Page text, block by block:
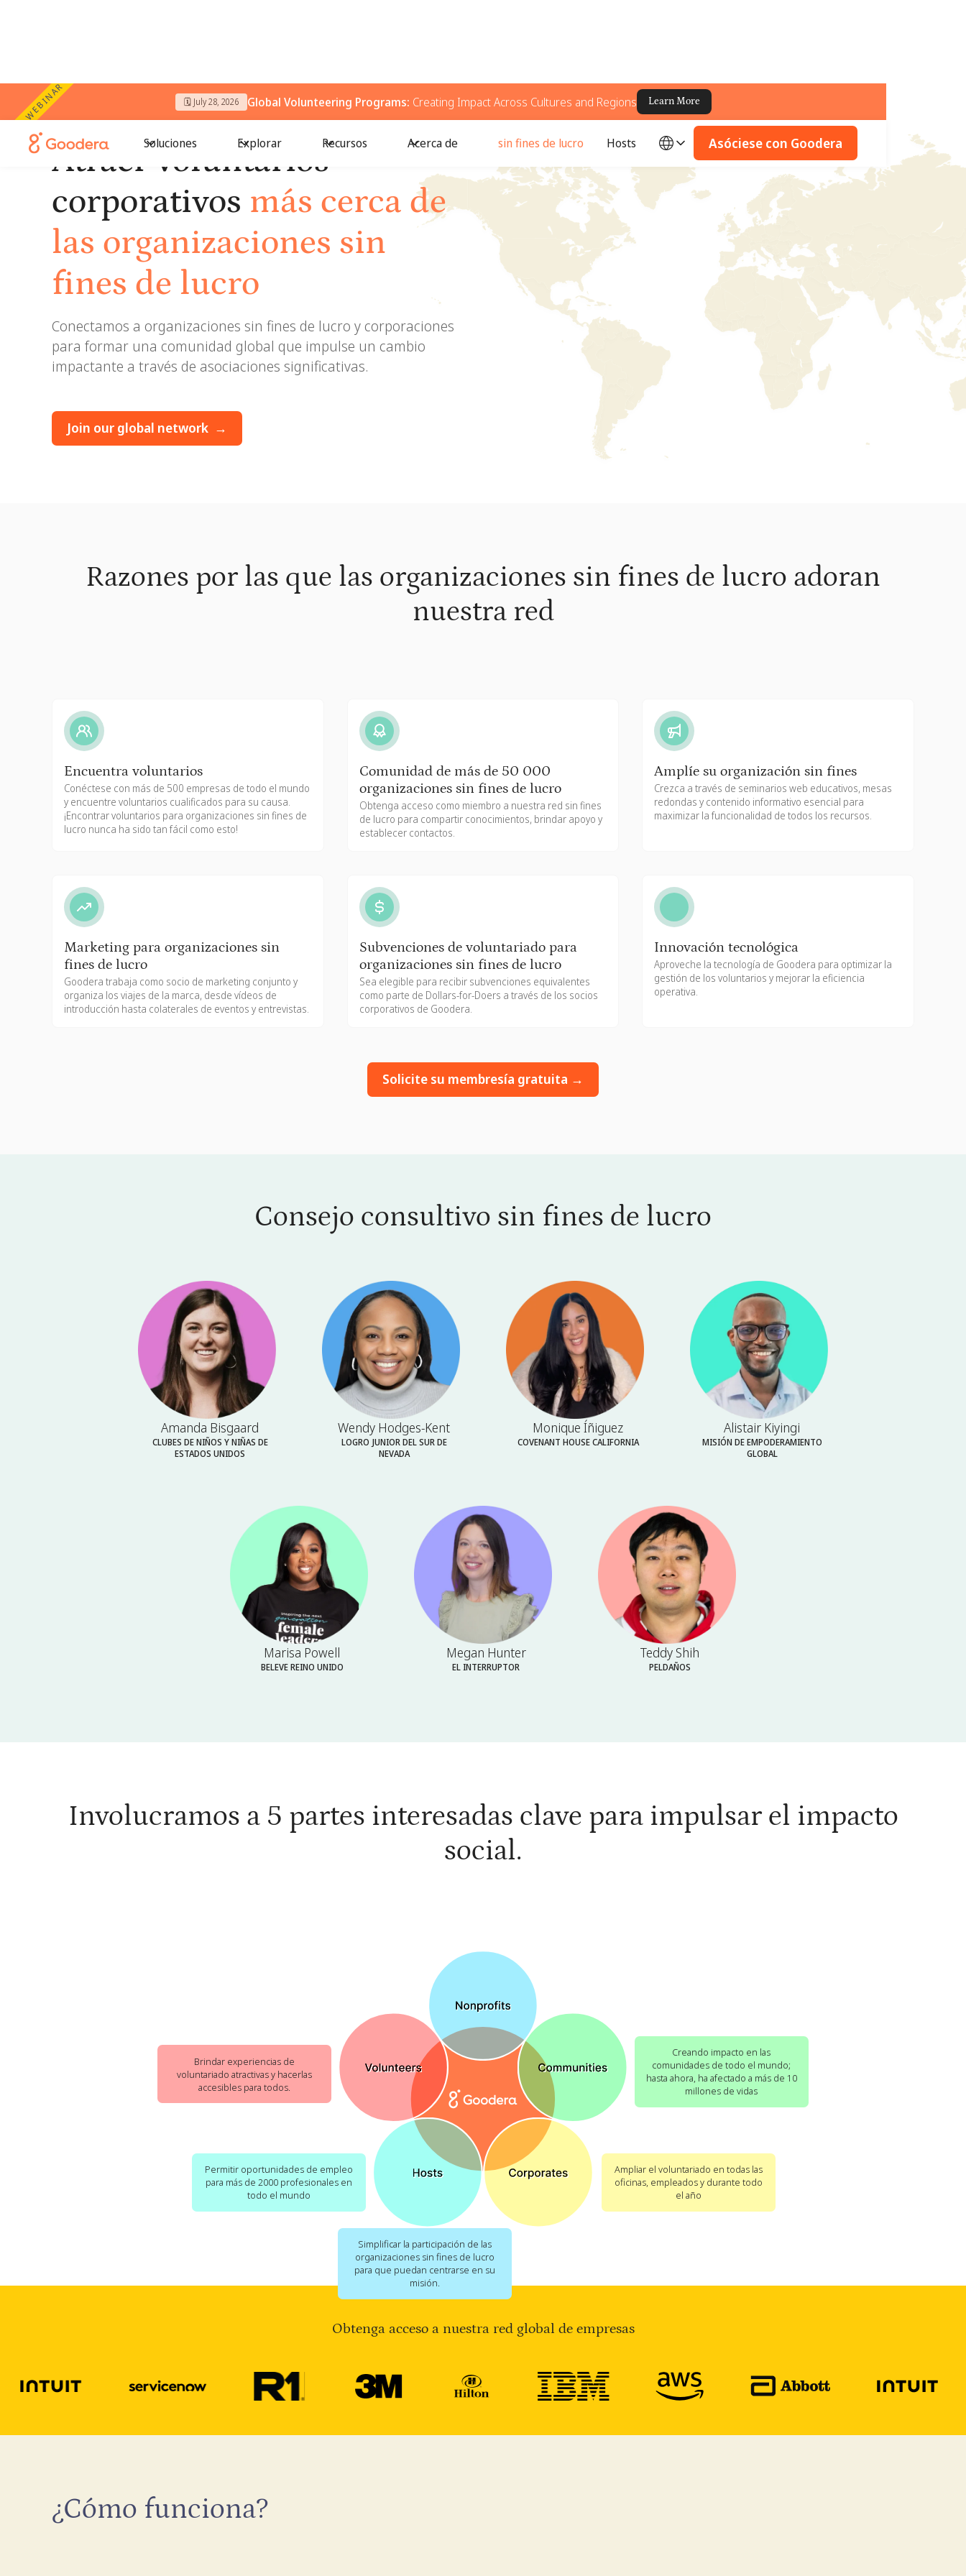
WEBINAR 🗓️ July 28, 2026 Global Volunteering Programs: Creating Impact Across Cultures and Regions Learn More
Soluciones Explorar Recursos Acerca de sin fines de lucro Hosts Asóciese con Goodera
Atraer voluntarios
corporativos más cerca de
las organizaciones sin
fines de lucro
Conectamos a organizaciones sin fines de lucro y corporaciones
para formar una comunidad global que impulse un cambio
impactante a través de asociaciones significativas.
Join our global network →
Razones por las que las organizaciones sin fines de lucro adoran
nuestra red
Encuentra voluntarios
Conéctese con más de 500 empresas de todo el mundo
y encuentre voluntarios cualificados para su causa.
¡Encontrar voluntarios para organizaciones sin fines de
lucro nunca ha sido tan fácil como esto!
Comunidad de más de 50 000
organizaciones sin fines de lucro
Obtenga acceso como miembro a nuestra red sin fines
de lucro para compartir conocimientos, brindar apoyo y
establecer contactos.
Amplíe su organización sin fines
Crezca a través de seminarios web educativos, mesas
redondas y contenido informativo esencial para
maximizar la funcionalidad de todos los recursos.
Marketing para organizaciones sin
fines de lucro
Goodera trabaja como socio de marketing conjunto y
organiza los viajes de la marca, desde vídeos de
introducción hasta colaterales de eventos y entrevistas.
Subvenciones de voluntariado para
organizaciones sin fines de lucro
Sea elegible para recibir subvenciones equivalentes
como parte de Dollars-for-Doers a través de los socios
corporativos de Goodera.
Innovación tecnológica
Aproveche la tecnología de Goodera para optimizar la
gestión de los voluntarios y mejorar la eficiencia
operativa.
Solicite su membresía gratuita →
Consejo consultivo sin fines de lucro
Amanda Bisgaard
CLUBES DE NIÑOS Y NIÑAS DE
ESTADOS UNIDOS
Wendy Hodges-Kent
LOGRO JUNIOR DEL SUR DE
NEVADA
Monique Íñiguez
COVENANT HOUSE CALIFORNIA
Alistair Kiyingi
MISIÓN DE EMPODERAMIENTO
GLOBAL
Marisa Powell
BELEVE REINO UNIDO
Megan Hunter
EL INTERRUPTOR
Teddy Shih
PELDAÑOS
Involucramos a 5 partes interesadas clave para impulsar el impacto
social.
Simplificar la participación de las
organizaciones sin fines de lucro
para que puedan centrarse en su
misión.
Creando impacto en las
comunidades de todo el mundo;
hasta ahora, ha afectado a más de 10
millones de vidas
Ampliar el voluntariado en todas las
oficinas, empleados y durante todo
el año
Brindar experiencias de
voluntariado atractivas y hacerlas
accesibles para todos.
Permitir oportunidades de empleo
para más de 2000 profesionales en
todo el mundo
Obtenga acceso a nuestra red global de empresas
¿Cómo funciona?